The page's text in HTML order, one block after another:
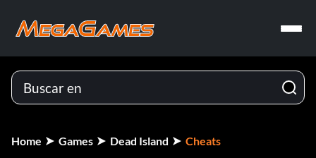
Home Games Dead Island Cheats